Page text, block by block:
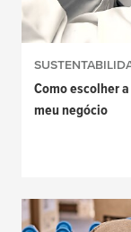
Como escolher
meu negócio